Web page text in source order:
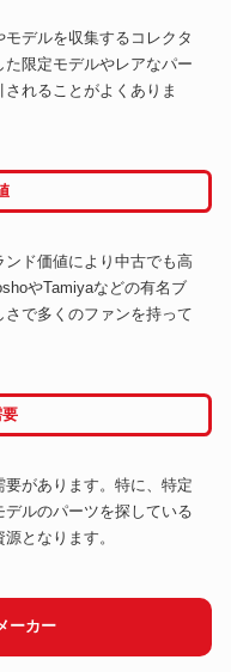
デルを収集するコレクタ
限定モデルやレアなパー
れることがよくありま
ド価値により中古でも高
やTamiyaなどの有名ブ
で多くのファンを持って
があります。特に、特定
ルのパーツを探している
となります。
ーカー